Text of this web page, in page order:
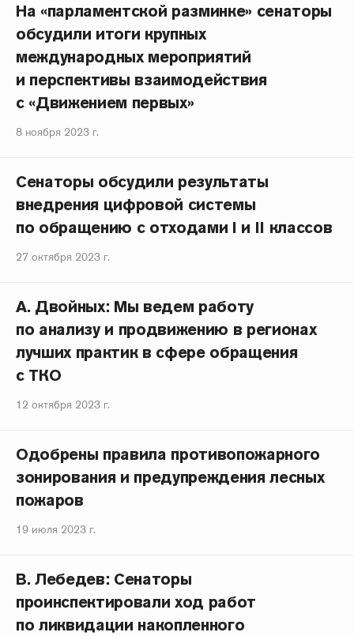
На «парламентской разминке» сенаторы
обсудили итоги крупных
международных мероприятий
и перспективы взаимодействия
с «Движением первых»
8 ноября 2023 г.
Сенаторы обсудили результаты
внедрения цифровой системы
по обращению с отходами I и II классов
27 октября 2023 г.
А. Двойных: Мы ведем работу
по анализу и продвижению в регионах
лучших практик в сфере обращения
с ТКО
12 октября 2023 г.
Одобрены правила противопожарного
зонирования и предупреждения лесных
пожаров
19 июля 2023 г.
В. Лебедев: Сенаторы
проинспектировали ход работ
по ликвидации накопленного